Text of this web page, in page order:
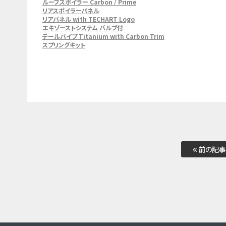
リアスポイラーパネル
リアパネル with TECHART Logo
エキゾーストシステム バルブ付
テールパイプ Titanium with Carbon Trim
スプリングキット
前の記事